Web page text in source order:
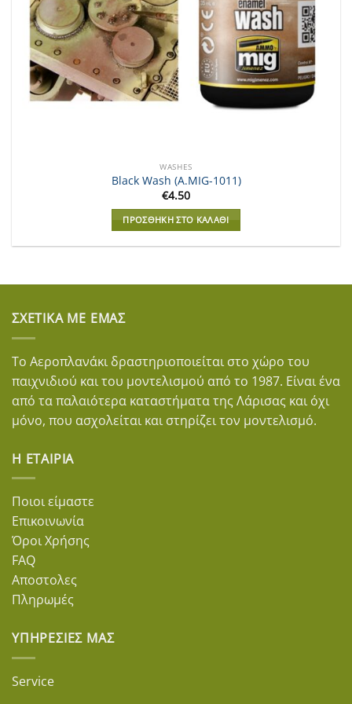
WASHES
Black Wash (A.MIG-1011)
€4.50
ΠΡΟΣΘΉΚΗ ΣΤΟ ΚΑΛΆΘΙ
ΣΧΕΤΙΚΆ ΜΕ ΕΜΆΣ
Το Αεροπλανάκι δραστηριοποιείται στο χώρο του
παιχνιδιού και του μοντελισμού από το 1987. Είναι ένα
από τα παλαιότερα καταστήματα της Λάρισας και όχι
μόνο, που ασχολείται και στηρίζει τον μοντελισμό.
Η ΕΤΑΙΡΊΑ
Ποιοι είμαστε
Επικοινωνία
Όροι Χρήσης
FAQ
Αποστολες
Πληρωμές
ΥΠΗΡΕΣΊΕΣ ΜΑΣ
Service